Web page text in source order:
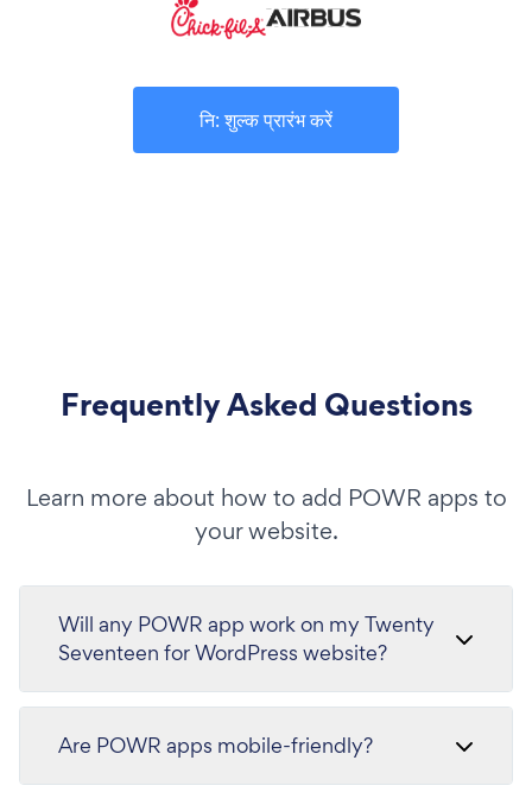
नि: शुल्क प्रारंभ करें
Frequently Asked Questions
Learn more about how to add POWR apps to
your website.
Will any POWR app work on my Twenty
Seventeen for WordPress website?
Are POWR apps mobile-friendly?